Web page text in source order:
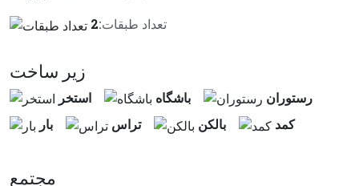
تعداد طبقات:2
زير ساخت
استخر باشگاه
رستوران
بار
تراس بالكن كمد
مجتمع